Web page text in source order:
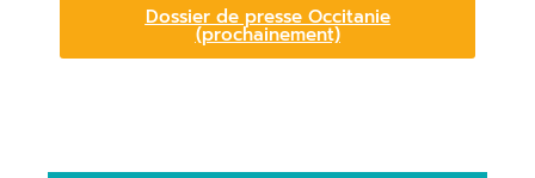
Dossier de presse Occitanie
(prochainement)